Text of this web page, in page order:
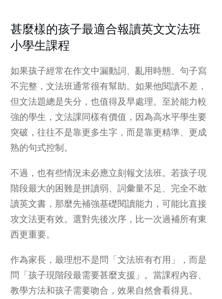
甚麼樣的孩子最適合報讀英文文法班
小學生課程
如果孩子經常在作文中漏動詞、亂用時態、句子寫
不完整，文法班通常很有幫助。如果他閱讀不差，
但文法題總是失分，也值得及早處理。至於能力較
強的學生，文法課同樣有價值，因為高水平學生要
突破，往往不是靠更多生字，而是靠更精準、更成
熟的句式控制。
不過，也有些情況未必應立刻報文法班。若孩子現
階段最大的困難是拼讀弱、詞彙量不足、完全不敢
讀英文書，那麼先補強基礎閱讀能力，可能比直接
攻文法更有效。選對先後次序，比一次過補所有東
西更重要。
作為家長，最理想不是問「文法班有冇用」，而是
問「孩子現階段最需要甚麼支援」。當課程內容、
教學方法和孩子需要吻合，效果自然會看得見。